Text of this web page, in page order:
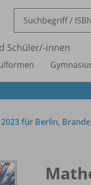
Schüler/-innen
für Berlin,